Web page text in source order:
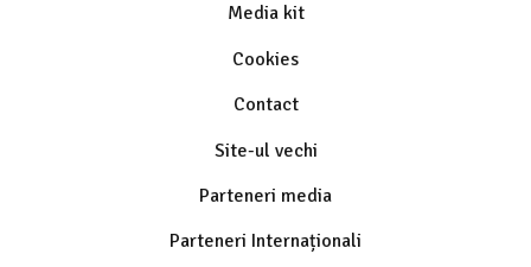
Media kit
Cookies
Contact
Site-ul vechi
Parteneri media
Parteneri Internaționali